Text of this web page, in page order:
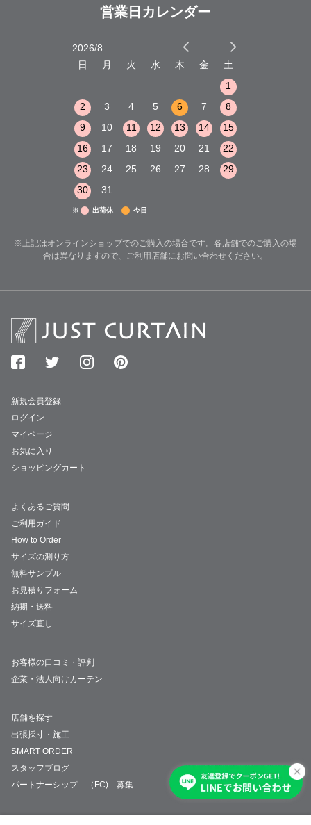
営業日カレンダー
2026/8
日
月 火 水 木 金
土
1
2
3 4 5 6 7
8
9
10 11 12 13 14
15
16
17 18 19 20 21
22
23
24 25 26 27 28
29
30
31
※ 出荷休 今日
※上記はオンラインショップでのご購入の場合です。各店舗でのご購入の場
合は異なりますので、ご利用店舗にお問い合わせください。
新規会員登録
ログイン
マイページ
お気に入り
ショッピングカート
よくあるご質問
ご利用ガイド
How to Order
サイズの測り方
無料サンプル
お見積りフォーム
納期・送料
サイズ直し
お客様の口コミ・評判
企業・法人向けカーテン
店舗を探す
出張採寸・施工
SMART ORDER
スタッフブログ
パートナーシップ （FC) 募集